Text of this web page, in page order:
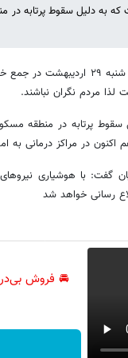
که به دلیل سقوط پرتابه
به گزارش خبرگزاری خبرآنلاین، ولی
لذا مردم نگران نباشند.
سقوط پرتابه در منطقه
اکنون در مراکز درمانی
گفت: با هوشیاری
رسانی خواهد شد
🚘 فروش